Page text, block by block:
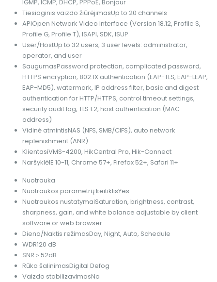
IGMP, ICMP, DHCP, PPPoE, Bonjour
Tiesioginis vaizdo žiūrėjimasUp to 20 channels
APIOpen Network Video Interface (Version 18.12, Profile S,
Profile G, Profile T), ISAPI, SDK, ISUP
User/HostUp to 32 users; 3 user levels: administrator,
operator, and user
SaugumasPassword protection, complicated password,
HTTPS encryption, 802.1X authentication (EAP-TLS, EAP-LEAP,
EAP-MD5), watermark, IP address filter, basic and digest
authentication for HTTP/HTTPS, control timeout settings,
security audit log, TLS 1.2, host authentication (MAC
address)
Vidinė atmintisNAS (NFS, SMB/CIFS), auto network
replenishment (ANR)
KlientasiVMS-4200, HikCentral Pro, Hik-Connect
NaršyklėIE 10-11, Chrome 57+, Firefox 52+, Safari 11+
Nuotrauka
Nuotraukos parametrų keitiklisYes
Nuotraukos nustatymaiSaturation, brightness, contrast,
sharpness, gain, and white balance adjustable by client
software or web browser
Diena/Naktis režimasDay, Night, Auto, Schedule
WDR120 dB
SNR ＞52dB
Rūko šalinimasDigital Defog
Vaizdo stabilizavimasNo